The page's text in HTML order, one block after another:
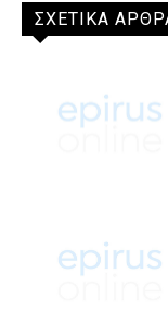
ΣΧΕΤΙΚΑ